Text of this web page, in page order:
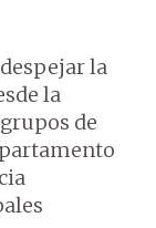
la
la
de